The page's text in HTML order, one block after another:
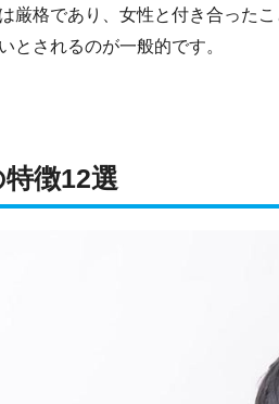
厳格であり、女性と付き合った
とされるのが一般的です。
特徴12選